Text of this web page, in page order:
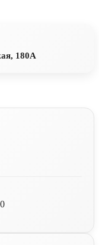
180А